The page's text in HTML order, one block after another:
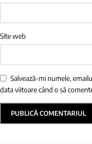
Site web
Salvează-mi numele,
data viitoare când o să